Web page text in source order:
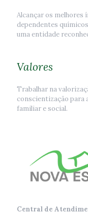
Alcançar os melhores
dependentes
uma entidade
Valores
Trabalhar na
conscientização para
familiar e social.
Central de